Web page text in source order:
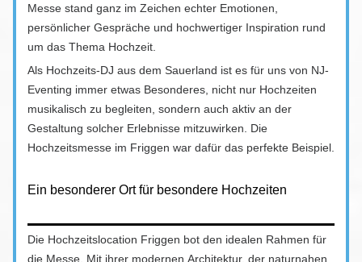
Messe stand ganz im Zeichen echter Emotionen,
persönlicher Gespräche und hochwertiger Inspiration rund
um das Thema Hochzeit.
Als Hochzeits-DJ aus dem Sauerland ist es für uns von NJ-
Eventing immer etwas Besonderes, nicht nur Hochzeiten
musikalisch zu begleiten, sondern auch aktiv an der
Gestaltung solcher Erlebnisse mitzuwirken. Die
Hochzeitsmesse im Friggen war dafür das perfekte Beispiel.
Ein besonderer Ort für besondere Hochzeiten
Die Hochzeitslocation Friggen bot den idealen Rahmen für
die Messe. Mit ihrer modernen Architektur, der naturnahen